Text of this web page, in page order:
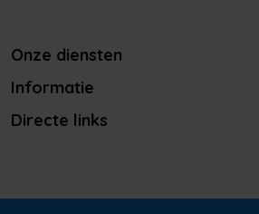
Onze diensten
Informatie
Directe links